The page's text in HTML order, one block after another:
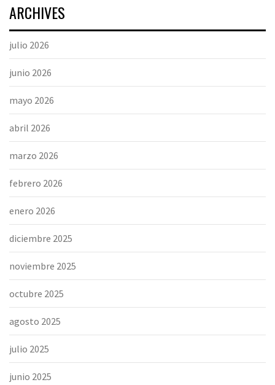
ARCHIVES
julio 2026
junio 2026
mayo 2026
abril 2026
marzo 2026
febrero 2026
enero 2026
diciembre 2025
noviembre 2025
octubre 2025
agosto 2025
julio 2025
junio 2025